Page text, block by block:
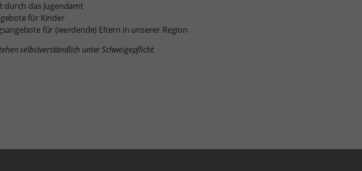
durch das Jugendamt
für Kinder
für (werdende) Eltern in unserer Region
selbstverständlich unter Schweigepflicht.